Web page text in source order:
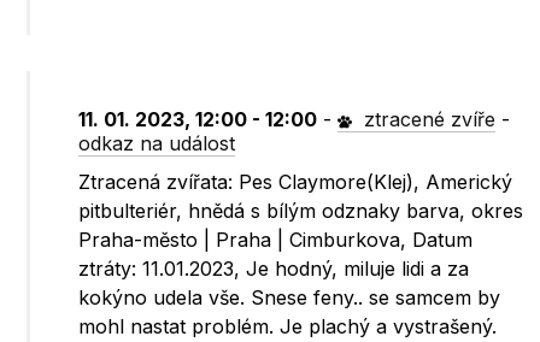
11. 01. 2023, 12:00 - 12:00 - ztracené zvíře -
odkaz na událost
Ztracená zvířata: Pes Claymore(Klej), Americký
pitbulteriér, hnědá s bílým odznaky barva, okres
Praha-město | Praha | Cimburkova, Datum
ztráty: 11.01.2023, Je hodný, miluje lidi a za
kokýno udela vše. Snese feny.. se samcem by
mohl nastat problém. Je plachý a vystrašený.